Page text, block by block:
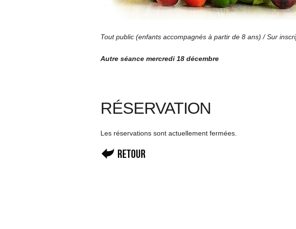
Tout public (enfants accompagnés à partir de 8 ans) / Sur
Autre séance mercredi 18 décembre
RÉSERVATION
Les réservations sont actuellement fermées.
Retour